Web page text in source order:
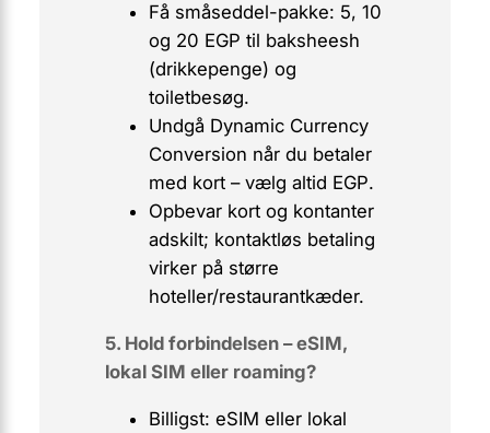
Få småseddel-pakke: 5, 10
og 20 EGP til baksheesh
(drikkepenge) og
toiletbesøg.
Undgå Dynamic Currency
Conversion når du betaler
med kort – vælg altid EGP.
Opbevar kort og kontanter
adskilt; kontaktløs betaling
virker på større
hoteller/restaurantkæder.
5. Hold forbindelsen – eSIM,
lokal SIM eller roaming?
Billigst: eSIM eller lokal